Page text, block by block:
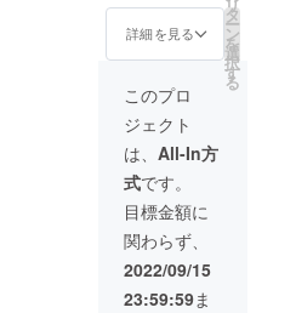
内容
量：牛
500g、
500g、
鶏肉/約
保存方
法：冷
凍
−20℃
以下 ・
添加物
表示：
で6か月
※解凍し
を損な
お早め
にお召
し上が
りくだ
さい ・
名称：
熟成肉3
点盛り
せ.CF
の超お
買い得
牛サガ
リ／約
1.0kg
・豚ヒ
レ／約
1.0kg
・鶏胸
肉／約
1.0kg ※
本製品
は冷凍
発送と
販売予
定価格
45,521
円］
70％OF
F キャ
ンプ
ファイ
ヤー限
定早割
価格
70％OF
Fでの価
格30
セット
のみご
詳細を見る
タ
ー
ン
を
選
択
す
る
このプロ
ジェクト
は、 All-In方
式です。
目標金額に
関わらず、
2022/09/15
23:59:59ま